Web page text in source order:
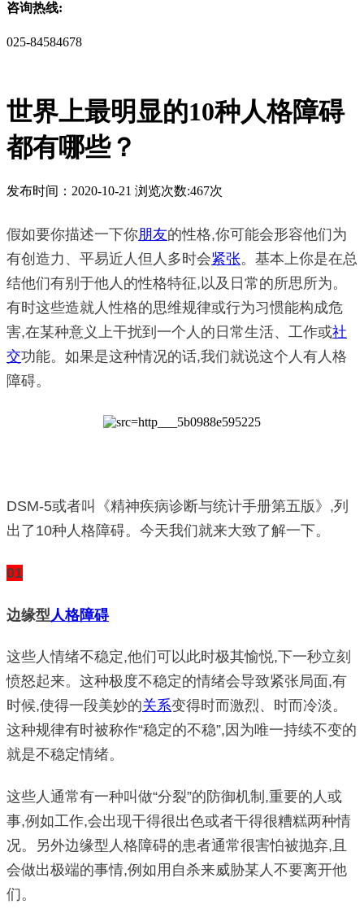
咨询热线:
025-84584678
世界上最明显的10种人格障碍
都有哪些？
发布时间：2020-10-21 浏览次数:467次
假如要你描述一下你朋友的性格,你可能会形容他们为
有创造力、平易近人但人多时会紧张。基本上你是在总
结他们有别于他人的性格特征,以及日常的所思所为。
有时这些造就人性格的思维规律或行为习惯能构成危
害,在某种意义上干扰到一个人的日常生活、工作或社
交功能。如果是这种情况的话,我们就说这个人有人格
障碍。
DSM-5或者叫《精神疾病诊断与统计手册第五版》,列
出了10种人格障碍。今天我们就来大致了解一下。
01
边缘型 人格障碍
这些人情绪不稳定,他们可以此时极其愉悦,下一秒立刻
愤怒起来。这种极度不稳定的情绪会导致紧张局面,有
时候,使得一段美妙的关系变得时而激烈、时而冷淡。
这种规律有时被称作“稳定的不稳”,因为唯一持续不变的
就是不稳定情绪。
这些人通常有一种叫做“分裂”的防御机制,重要的人或
事,例如工作,会出现干得很出色或者干得很糟糕两种情
况。另外边缘型人格障碍的患者通常很害怕被抛弃,且
会做出极端的事情,例如用自杀来威胁某人不要离开他
们。